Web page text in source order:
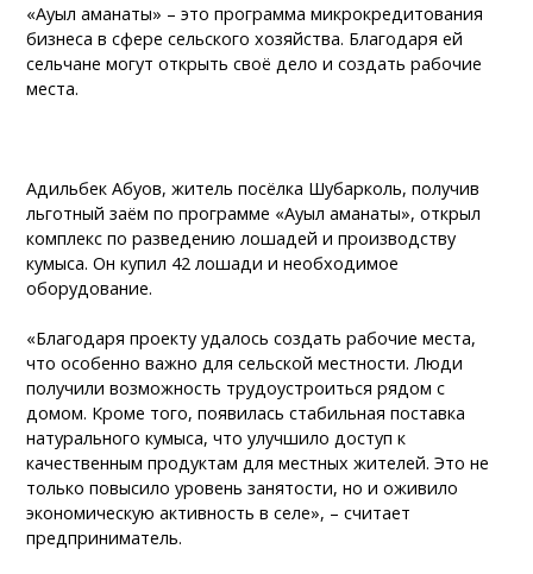
«Ауыл аманаты» – это программа микрокредитования
бизнеса в сфере сельского хозяйства. Благодаря ей
сельчане могут открыть своё дело и создать рабочие
места.
Адильбек Абуов, житель посёлка Шубарколь, получив
льготный заём по программе «Ауыл аманаты», открыл
комплекс по разведению лошадей и производству
кумыса. Он купил 42 лошади и необходимое
оборудование.
«Благодаря проекту удалось создать рабочие места,
что особенно важно для сельской местности. Люди
получили возможность трудоустроиться рядом с
домом. Кроме того, появилась стабильная поставка
натурального кумыса, что улучшило доступ к
качественным продуктам для местных жителей. Это не
только повысило уровень занятости, но и оживило
экономическую активность в селе», – считает
предприниматель.